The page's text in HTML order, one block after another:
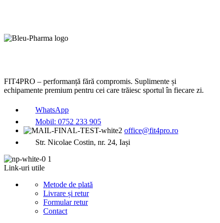
FIT4PRO – performanță fără compromis. Suplimente și
echipamente premium pentru cei care trăiesc sportul în fiecare zi.
WhatsApp
Mobil: 0752 233 905
office@fit4pro.ro
Str. Nicolae Costin, nr. 24, Iași
Link-uri utile
Metode de plată
Livrare și retur
Formular retur
Contact